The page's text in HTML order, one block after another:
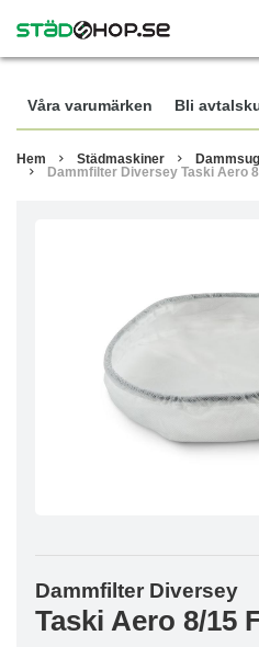
Våra varumärken Bli
Hem Städmaskiner
Dammfilter Diversey Taski Aero
Dammfilter Diversey
Taski Aero 8/15